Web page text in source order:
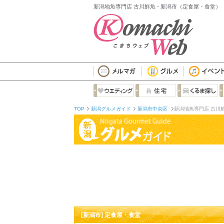
新潟地魚専門店 古川鮮魚 - 新潟市（定食屋・食堂）
TOP 新潟グルメガイド 新潟市中央区 新潟地魚専門店 古川
[新潟市] 定食屋・食堂